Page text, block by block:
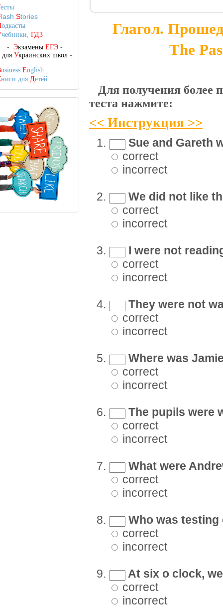
Глагол.
The
Для получения более
теста нажмите:
<< Инструкция >>
Sue and Gareth
correct
incorrect
We did not like
correct
incorrect
I were not
correct
incorrect
They were not
correct
incorrect
Where was
correct
incorrect
The pupils were
correct
incorrect
What were
correct
incorrect
Who was testing
correct
incorrect
At six o clock,
correct
incorrect
есты
lash Stories
одкасты
чебники, ГДЗ
- Экзамены ЕГЭ-
для Украинских школ-
usiness English
ниги для Детей